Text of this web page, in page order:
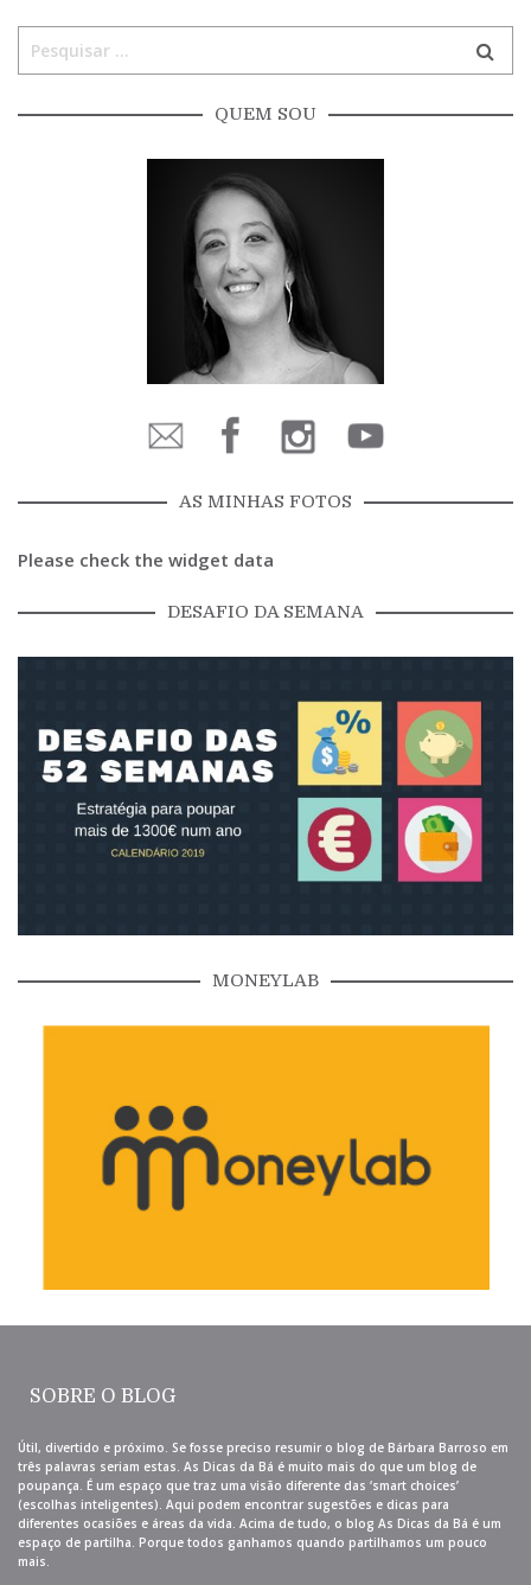
QUEM SOU
AS MINHAS FOTOS
Please check the widget data
DESAFIO DA SEMANA
MONEYLAB
SOBRE O BLOG
Útil, divertido e próximo. Se fosse preciso resumir o blog de Bárbara Barroso em
três palavras seriam estas. As Dicas da Bá é muito mais do que um blog de
poupança. É um espaço que traz uma visão diferente das ‘smart choices’
(escolhas inteligentes). Aqui podem encontrar sugestões e dicas para
diferentes ocasiões e áreas da vida. Acima de tudo, o blog As Dicas da Bá é um
espaço de partilha. Porque todos ganhamos quando partilhamos um pouco
mais.